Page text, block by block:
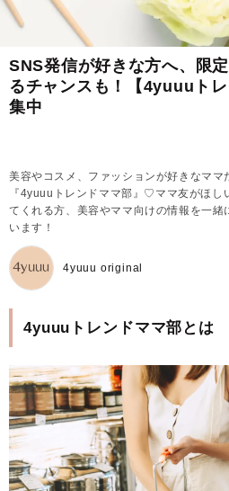
SNS発信が好きな方へ、限
るチャンスも！【4yuuuト
集中
美容やコスメ、ファッションが好きなママ
『4yuuuトレンドママ部』♡ママ友がほし
てくれる方、美容やママ向けの情報を一緒
います！
4yuuu original
4yuuuトレンドママ部とは